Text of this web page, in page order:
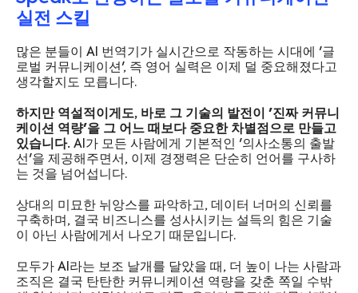
실전 스킬
많은 분들이 AI 번역기가 실시간으로 작동하는 시대에 '글
로벌 커뮤니케이션', 즉 영어 실력은 이제 덜 중요해졌다고
생각할지도 모릅니다.
하지만 역설적이게도, 바로 그 기술의 발전이 '진짜 커뮤니
케이션 역량'을 그 어느 때보다 중요한 차별점으로 만들고
있습니다. AI가 모든 사람에게 기본적인 '의사소통의 출발
선'을 제공해주면서, 이제 경쟁력은 단순히 언어를 구사하
는 것을 넘어섭니다.
상대의 미묘한 뉘앙스를 파악하고, 데이터 너머의 신뢰를
구축하며, 결국 비즈니스를 성사시키는 설득의 힘은 기술
이 아닌 사람에게서 나오기 때문입니다.
모두가 AI라는 보조 날개를 달았을 때, 더 높이 나는 사람과
조직은 결국 탄탄한 커뮤니케이션 역량을 갖춘 쪽일 수밖